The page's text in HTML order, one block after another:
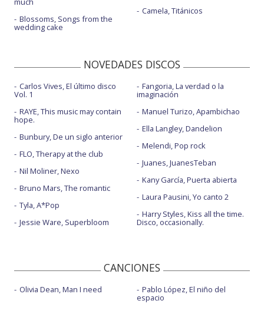
Blossoms, Songs from the
wedding cake
Camela, Titánicos
NOVEDADES DISCOS
Carlos Vives, El último disco
Vol. 1
RAYE, This music may contain
hope.
Bunbury, De un siglo anterior
FLO, Therapy at the club
Nil Moliner, Nexo
Bruno Mars, The romantic
Tyla, A*Pop
Jessie Ware, Superbloom
Fangoria, La verdad o la
imaginación
Manuel Turizo, Apambichao
Ella Langley, Dandelion
Melendi, Pop rock
Juanes, JuanesTeban
Kany García, Puerta abierta
Laura Pausini, Yo canto 2
Harry Styles, Kiss all the time.
Disco, occasionally.
CANCIONES
Olivia Dean, Man I need Pablo López, El niño del
espacio